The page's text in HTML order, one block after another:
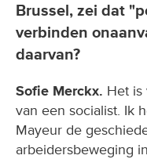
Brussel, zei dat
verbinden
daarvan?
Sofie Merckx. Het
van een socialist. Ik
Mayeur de
arbeidersbeweging